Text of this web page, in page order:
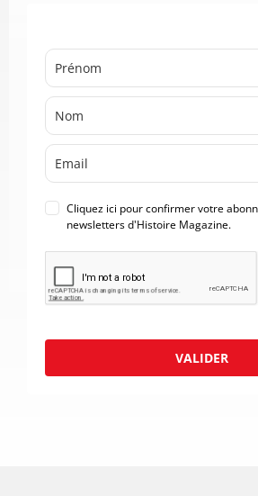
Cliquez ici pour confirmer votre
newsletters d'Histoire Magazine.
VALIDER